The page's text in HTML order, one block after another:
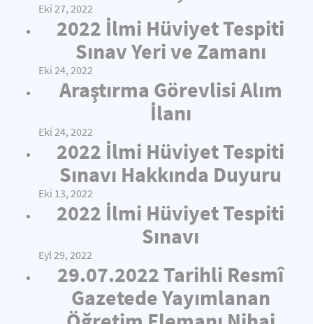
Eki 27, 2022
2022 İlmi Hüviyet Tespiti
Sınav Yeri ve Zamanı
Eki 24, 2022
Araştırma Görevlisi Alım
İlanı
Eki 24, 2022
2022 İlmi Hüviyet Tespiti
Sınavı Hakkında Duyuru
Eki 13, 2022
2022 İlmi Hüviyet Tespiti
Sınavı
Eyl 29, 2022
29.07.2022 Tarihli Resmî
Gazetede Yayımlanan